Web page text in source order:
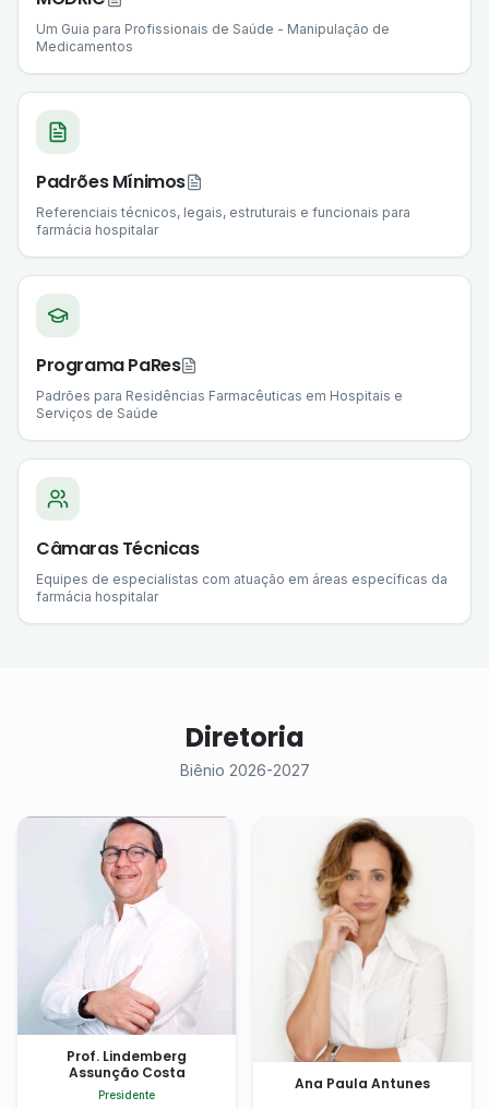
Um Guia para Profissionais de Saúde - Manipulação de
Medicamentos
Padrões Mínimos
Referenciais técnicos, legais, estruturais e funcionais para
farmácia hospitalar
Programa PaRes
Padrões para Residências Farmacêuticas em Hospitais e
Serviços de Saúde
Câmaras Técnicas
Equipes de especialistas com atuação em áreas específicas da
farmácia hospitalar
Diretoria
Biênio 2026-2027
Prof. Lindemberg
Assunção Costa
Presidente
Ana Paula Antunes